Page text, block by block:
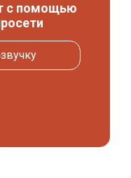
с помощью